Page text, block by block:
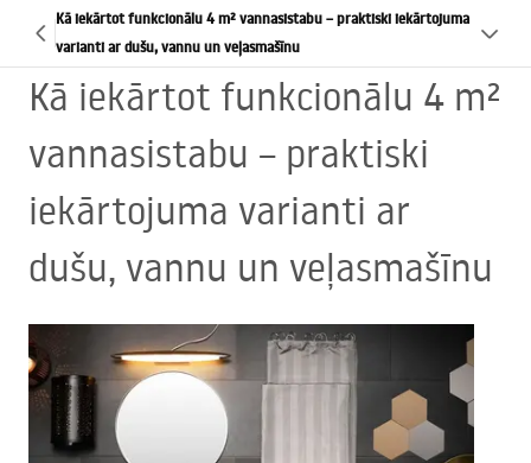
Kā iekārtot funkcionālu 4 m² vannasistabu – praktiski iekārtojuma
varianti ar dušu, vannu un veļasmašīnu
Kā iekārtot funkcionālu 4 m²
vannasistabu – praktiski
iekārtojuma varianti ar
dušu, vannu un veļasmašīnu